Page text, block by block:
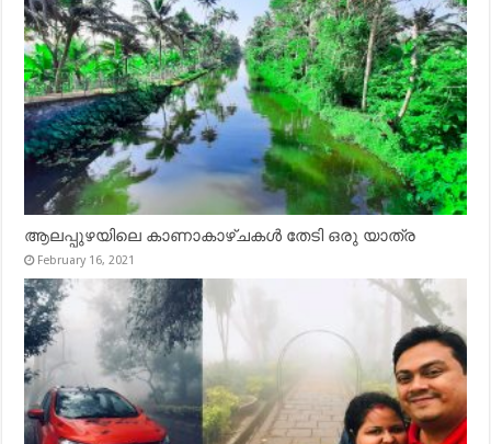
ആലപ്പുഴയിലെ കാണാകാഴ്ചകൾ തേടി ഒരു യാത്ര
February 16, 2021